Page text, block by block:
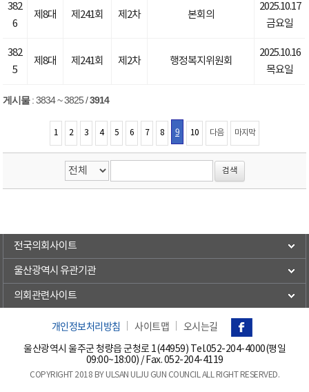
382
6
제8대 제241회 제2차 본회의
2025.10.17
금요일
382
5
제8대 제241회 제2차 행정복지위원회
2025.10.16
목요일
게시물:3834 ~ 3825 /3914
1 2 3 4 5 6 7 8 9 10 다음 마지막
전국의회사이트
울산광역시 유관기관
의회관련사이트
개인정보처리방침 사이트맵 오시는길
울산광역시 울주군 청량읍 군청로 1(44959) Tel.052-204-4000(평일
09:00~18:00) / Fax. 052-204-4119
COPYRIGHT 2018 BY ULSAN ULJU GUN COUNCIL ALL RIGHT RESERVED.